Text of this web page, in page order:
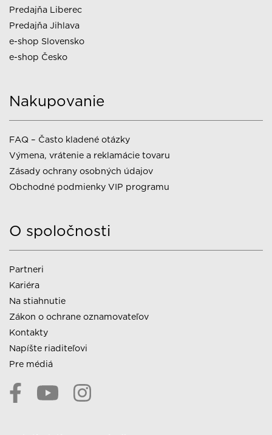
Predajňa Liberec
Predajňa Jihlava
e-shop Slovensko
e-shop Česko
Nakupovanie
FAQ – Často kladené otázky
Výmena, vrátenie a reklamácie tovaru
Zásady ochrany osobných údajov
Obchodné podmienky VIP programu
O spoločnosti
Partneri
Kariéra
Na stiahnutie
Zákon o ochrane oznamovateľov
Kontakty
Napíšte riaditeľovi
Pre médiá